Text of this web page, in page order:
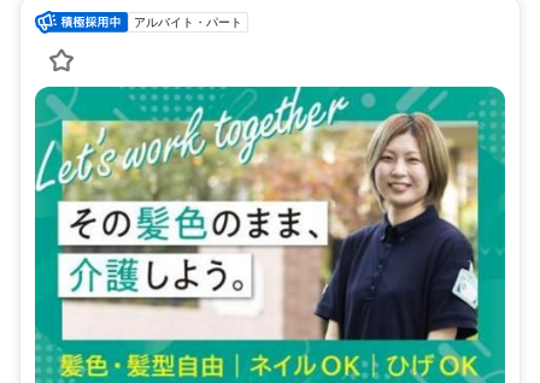
アルバイト・パート